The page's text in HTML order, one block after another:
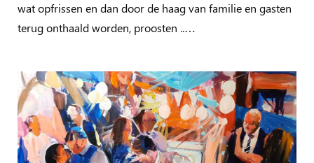
wat opfrissen en dan door de haag van familie en gasten
terug onthaald worden, proosten ..…